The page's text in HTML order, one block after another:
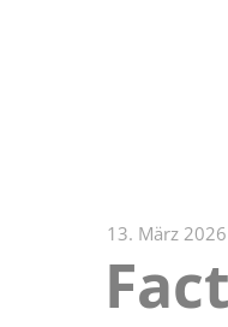
13. März 2026